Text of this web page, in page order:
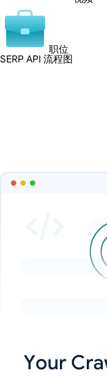
职位
SERP API 流程图